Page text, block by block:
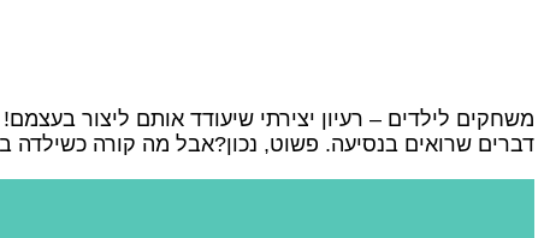
משחקים לילדים – רעיון יצירתי שיעודד אותם ליצור
דברים שרואים בנסיעה. פשוט, נכון?אבל מה קורה כשילדה בת 10 מחליטה לקחת את הרעיון הזה צעד (או חמישה) קדימה? לא מזמן כתבתי את הבלוג